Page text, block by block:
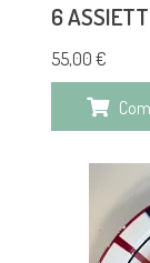
6
55,00 €